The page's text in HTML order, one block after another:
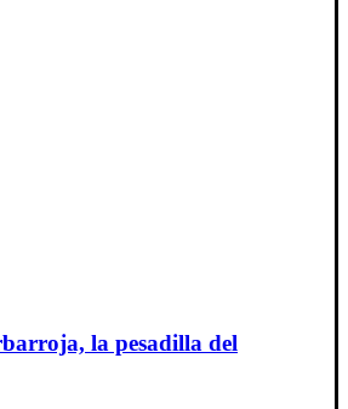
la pesadilla del